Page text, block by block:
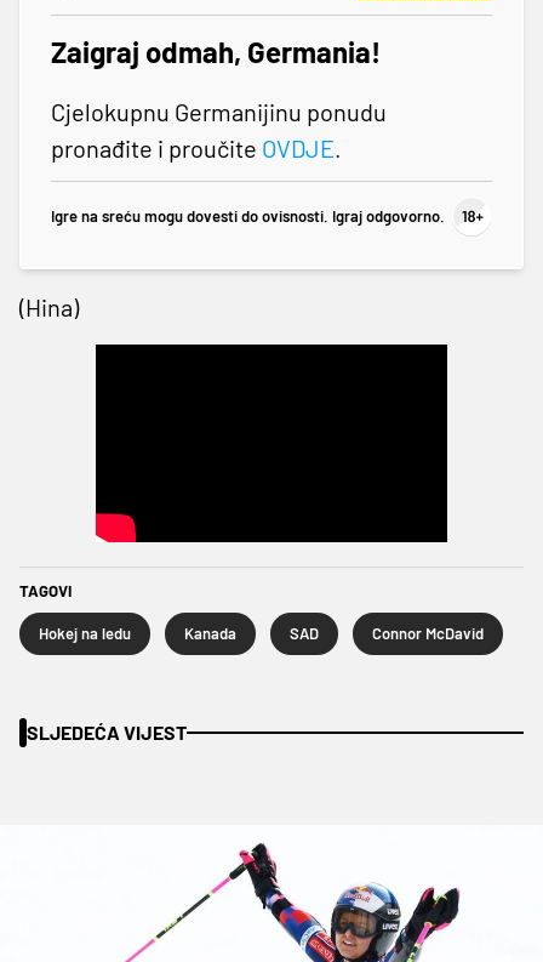
Zaigraj odmah, Germania!
Cjelokupnu Germanijinu ponudu
pronađite i proučite OVDJE.
Igre na sreću mogu dovesti do ovisnosti. Igraj odgovorno.
(Hina)
TAGOVI
Hokej na ledu Kanada SAD Connor McDavid
SLJEDEĆA VIJEST